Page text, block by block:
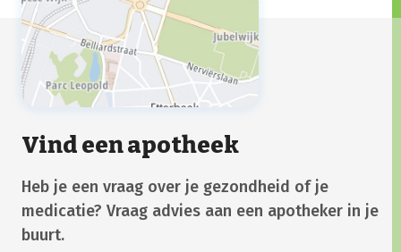
Vind een apotheek
Heb je een vraag over je gezondheid of je
medicatie? Vraag advies aan een apotheker in je
buurt.